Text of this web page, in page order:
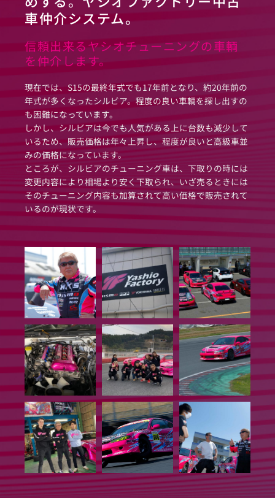
車仲介システム。
信頼出来るヤシオチューニングの車輌
を仲介します。
現在では、S15の最終年式でも17年前となり、約20年前の
年式が多くなったシルビア。程度の良い車輌を探し出すの
も困難になっています。
しかし、シルビアは今でも人気がある上に台数も減少して
いるため、販売価格は年々上昇し、程度が良いと高級車並
みの価格になっています。
ところが、シルビアのチューニング車は、下取りの時には
変更内容により相場より安く下取られ、いざ売るときには
そのチューニング内容も加算されて高い価格で販売されて
いるのが現状です。